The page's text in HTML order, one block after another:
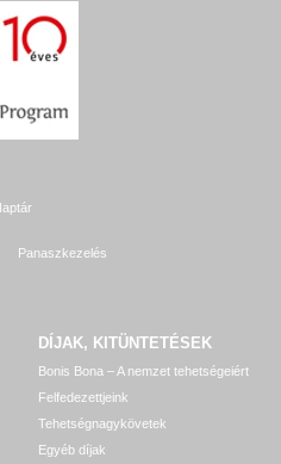
Panaszkezelés
DÍJAK, KITÜNTETÉSEK
Bonis Bona – A nemzet tehetségeiért
Felfedezettjeink
Tehetségnagykövetek
Egyéb díjak